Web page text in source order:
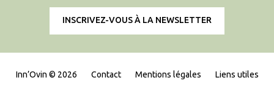
INSCRIVEZ-VOUS À LA NEWSLETTER
Inn’Ovin © 2026 Contact Mentions légales Liens utiles